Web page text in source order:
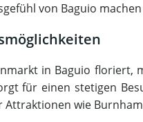
von Baguio
in Baguio floriert,
für einen stetigen
Attraktionen wie